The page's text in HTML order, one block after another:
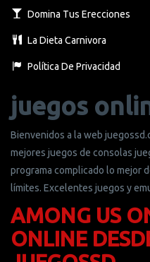
juegos
Bienvenidos a la web
mejores juegos de consolas
programa complicado lo mejor
límites. Excelentes juegos y
AMONG US
ONLINE